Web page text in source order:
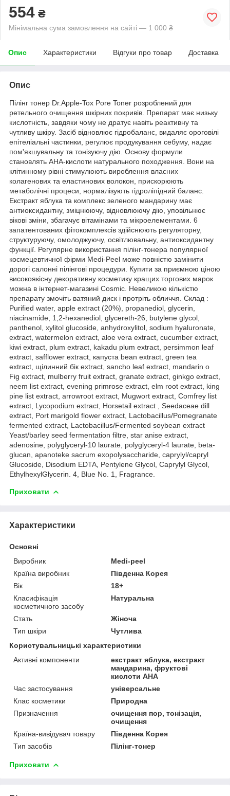
554 ₴
Мінімальна сума замовлення на сайті — 1 000 ₴
Опис Характеристики Відгуки про товар Доставка
Опис
Пілінг тонер Dr.Apple-Tox Pore Toner розроблений для
ретельного очищення шкірних покривів. Препарат має низьку
кислотність, завдяки чому не дратує навіть реактивну та
чутливу шкіру. Засіб відновлює гідробаланс, видаляє ороговілі
епітеліальні частинки, регулює продукування себуму, надає
пом'якшувальну та тонізуючу дію. Основу формули
становлять AHA-кислоти натурального походження. Вони на
клітинному рівні стимулюють вироблення власних
колагенових та еластинових волокон, прискорюють
метаболічні процеси, нормалізують гідроліпідний баланс.
Екстракт яблука та комплекс зеленого мандарину має
антиоксидантну, зміцнюючу, відновлюючу дію, уповільнює
вікові зміни, збагачує вітамінами та мікроелементами. 6
запатентованих фітокомплексів здійснюють регуляторну,
структуруючу, омолоджуючу, освітлювальну, антиоксидантну
функції. Регулярне використання пілінг-тонера популярної
космецевтичної фірми Medi-Peel може повністю замінити
дорогі салонні пілінгові процедури. Купити за приємною ціною
високоякісну декоративну косметику кращих торгових марок
можна в інтернет-магазині Cosmic. Невеликою кількістю
препарату змочіть ватяний диск і протріть обличчя. Склад :
Purified water, apple extract (20%), propanediol, glycerin,
niacinamide, 1,2-hexanediol, glycereth-26, butylene glycol,
panthenol, xylitol glucoside, anhydroxylitol, sodium hyaluronate,
extract, watermelon extract, aloe vera extract, cucumber extract,
kiwi extract, plum extract, kakadu plum extract, persimmon leaf
extract, safflower extract, капуста bean extract, green tea
extract, щілинний бік extract, sancho leaf extract, mandarin o
Fig extract, mulberry fruit extract, granate extract, ginkgo extract,
neem list extract, evening primrose extract, elm root extract, king
pine list extract, arrowroot extract, Mugwort extract, Comfrey list
extract, Lycopodium extract, Horsetail extract , Seedaceae dill
extract, Port marigold flower extract, Lactobacillus/Pomegranate
fermented extract, Lactobacillus/Fermented soybean extract
Yeast/barley seed fermentation filtre, star anise extract,
adenosine, polyglyceryl-10 laurate, polyglyceryl-4 laurate, beta-
glucan, apanoteke sacrum exopolysaccharide, caprylyl/capryl
Glucoside, Disodium EDTA, Pentylene Glycol, Caprylyl Glycol,
EthylhexylGlycerin. 4, Blue No. 1, Fragrance.
Приховати
Характеристики
Основні
Виробник
Medi-peel
Країна виробник
Південна Корея
Вік
18+
Класифікація
косметичного засобу
Натуральна
Стать
Жіноча
Тип шкіри
Чутлива
Користувальницькі характеристики
Активні компоненти
екстракт яблука, екстракт
мандарина, фруктові
кислоти АНА
Час застосування
універсальне
Клас косметики
Природна
Призначення
очищення пор, тонізація,
очищення
Країна-вивідувач товару
Південна Корея
Тип засобів
Пілінг-тонер
Приховати